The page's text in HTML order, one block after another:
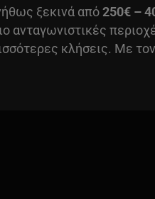
ξεκινά από250€ –
ανταγωνιστικές
κλήσεις. Με